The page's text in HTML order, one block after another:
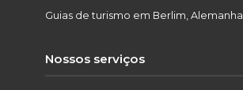
Guias de turismo em Berlim, Alemanha
Nossos serviços